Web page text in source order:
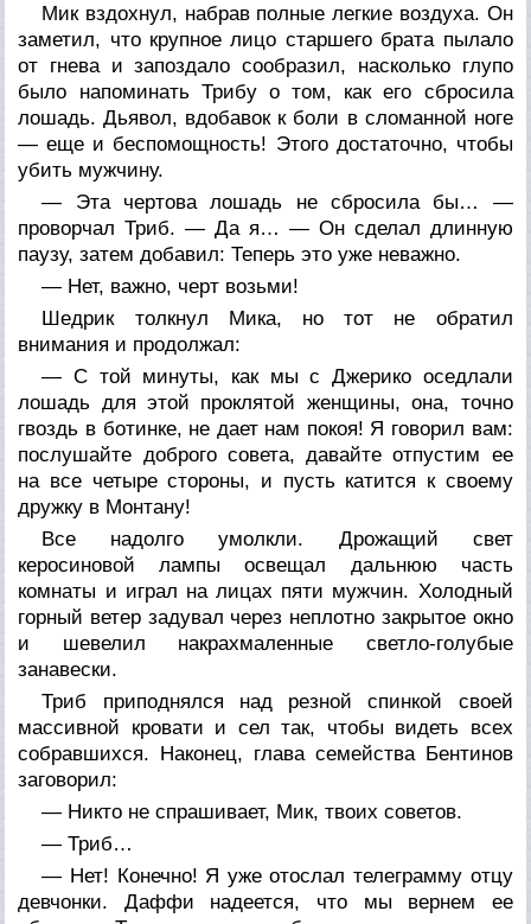
Мик вздохнул, набрав полные легкие воздуха. Он
заметил, что крупное лицо старшего брата пылало
от гнева и запоздало сообразил, насколько глупо
было напоминать Трибу о том, как его сбросила
лошадь. Дьявол, вдобавок к боли в сломанной ноге
— еще и беспомощность! Этого достаточно, чтобы
убить мужчину.
— Эта чертова лошадь не сбросила бы… —
проворчал Триб. — Да я… — Он сделал длинную
паузу, затем добавил: Теперь это уже неважно.
— Нет, важно, черт возьми!
Шедрик толкнул Мика, но тот не обратил
внимания и продолжал:
— С той минуты, как мы с Джерико оседлали
лошадь для этой проклятой женщины, она, точно
гвоздь в ботинке, не дает нам покоя! Я говорил вам:
послушайте доброго совета, давайте отпустим ее
на все четыре стороны, и пусть катится к своему
дружку в Монтану!
Все надолго умолкли. Дрожащий свет
керосиновой лампы освещал дальнюю часть
комнаты и играл на лицах пяти мужчин. Холодный
горный ветер задувал через неплотно закрытое окно
и шевелил накрахмаленные светло-голубые
занавески.
Триб приподнялся над резной спинкой своей
массивной кровати и сел так, чтобы видеть всех
собравшихся. Наконец, глава семейства Бентинов
заговорил:
— Никто не спрашивает, Мик, твоих советов.
— Триб…
— Нет! Конечно! Я уже отослал телеграмму отцу
девчонки. Даффи надеется, что мы вернем ее